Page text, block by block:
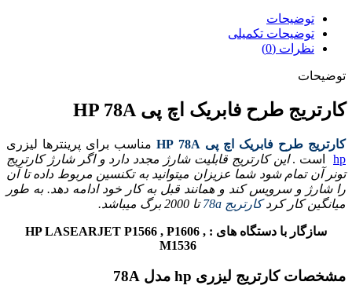
توضیحات
توضیحات تکمیلی
نظرات (0)
توضیحات
کارتریج طرح فابریک اچ پی HP 78A
کارتریج طرح فابریک اچ پی HP 78A
مناسب برای پرینترها لیزری
hpاست .این کارتریج قابلیت شارژ مجدد دارد و اگر شارژ کارتریج
تونر آن تمام شود شما عزیزان میتوانید به تکنسین مربوط داده تا آن
را شارژ و سرویس کند و همانند قبل به کار خود ادامه دهد. به طور
میانگین کار کردکارتریج 78a تا 2000 برگ میباشد.
سازگار با دستگاه های : HP LASEARJET P1566 , P1606 ,
M1536
مشخصات کارتریج لیزری hp مدل 78A